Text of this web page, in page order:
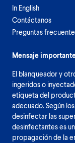
In English
Contáctanos
Preguntas
Mensaje
El blanqueador y
ingeridos o
etiqueta del
adecuado. Según
desinfectar las
desinfectantes es
propagación de la